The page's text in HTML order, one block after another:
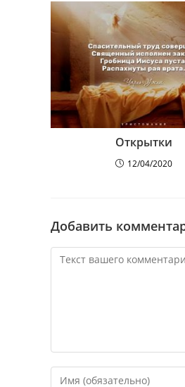
Открытки
12/04/2020
Добавить